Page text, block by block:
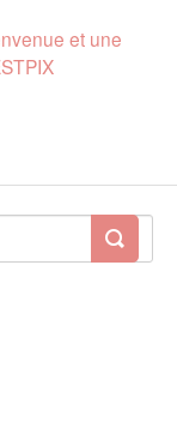
et une